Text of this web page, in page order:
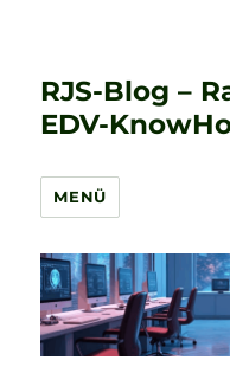
RJS-Blog –
EDV-
MENÜ